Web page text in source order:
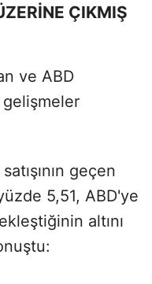
ÇIKMIŞ
ve ABD
gelişmeler
geçen
5,51, ABD'ye
altını